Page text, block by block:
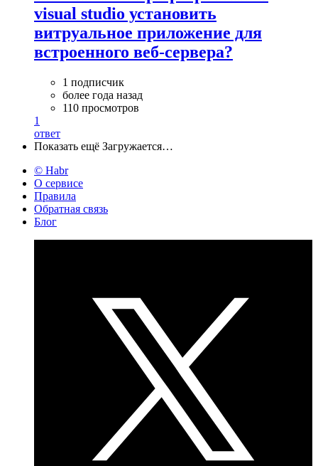
visual studio установить
витруальное приложение для
встроенного веб-сервера?
1 подписчик
более года назад
110 просмотров
1
ответ
Показать ещё Загружается…
© Habr
О сервисе
Правила
Обратная связь
Блог